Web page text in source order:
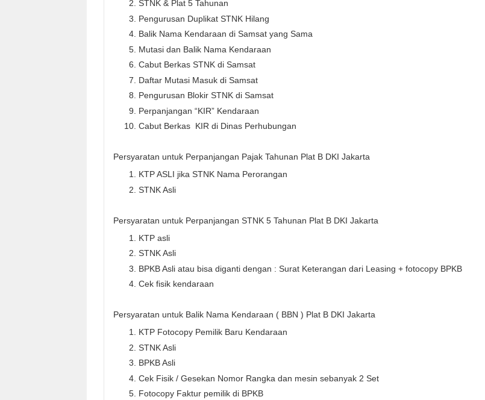
STNK & Plat 5 Tahunan
Pengurusan Duplikat STNK Hilang
Balik Nama Kendaraan di Samsat yang Sama
Mutasi dan Balik Nama Kendaraan
Cabut Berkas STNK di Samsat
Daftar Mutasi Masuk di Samsat
Pengurusan Blokir STNK di Samsat
Perpanjangan “KIR” Kendaraan
Cabut Berkas KIR di Dinas Perhubungan
Persyaratan untuk Perpanjangan Pajak Tahunan Plat B DKI Jakarta
KTP ASLI jika STNK Nama Perorangan
STNK Asli
Persyaratan untuk Perpanjangan STNK 5 Tahunan Plat B DKI Jakarta
KTP asli
STNK Asli
BPKB Asli atau bisa diganti dengan : Surat Keterangan dari Leasing + fotocopy BPKB
Cek fisik kendaraan
Persyaratan untuk Balik Nama Kendaraan ( BBN ) Plat B DKI Jakarta
KTP Fotocopy Pemilik Baru Kendaraan
STNK Asli
BPKB Asli
Cek Fisik / Gesekan Nomor Rangka dan mesin sebanyak 2 Set
Fotocopy Faktur pemilik di BPKB